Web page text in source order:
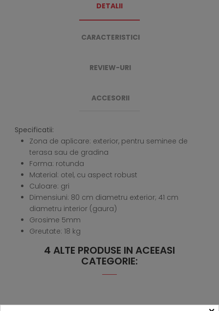
DETALII
CARACTERISTICI
REVIEW-URI
ACCESORII
Specificatii:
Zona de aplicare: exterior, pentru seminee de
terasa sau de gradina
Forma: rotunda
Material: otel, cu aspect robust
Culoare: gri
Dimensiuni: 80 cm diametru exterior; 41 cm
diametru interior (gaura)
Grosime 5mm
Greutate: 18 kg
4 ALTE PRODUSE IN ACEEASI
CATEGORIE: